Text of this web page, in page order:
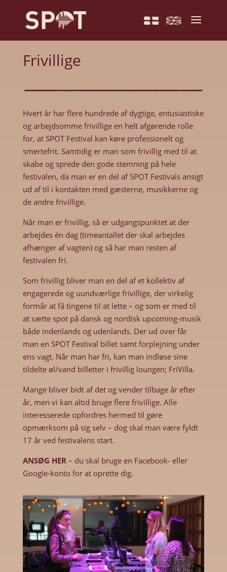
Frivillige
Hvert år har flere hundrede af dygtige, entusiastiske
og arbejdsomme frivillige en helt afgørende rolle
for, at SPOT Festival kan køre professionelt og
smertefrit. Samtidig er man som frivillig med til at
skabe og sprede den gode stemning på hele
festivalen, da man er en del af SPOT Festivals ansigt
ud af til i kontakten med gæsterne, musikkerne og
de andre frivillige.
Når man er frivillig, så er udgangspunktet at der
arbejdes én dag (timeantallet der skal arbejdes
afhænger af vagten) og så har man resten af
festivalen fri.
Som frivillig bliver man en del af et kollektiv af
engagerede og uundværlige frivillige, der virkelig
formår at få tingene til at lette – og som er med til
at sætte spot på dansk og nordisk upcoming-musik
både indenlands og udenlands. Der ud over får
man en SPOT Festival billet samt forplejning under
ens vagt. Når man har fri, kan man indløse sine
tildelte øl/vand billetter i frivillig loungen; FriVilla.
Mange bliver bidt af det og vender tilbage år efter
år, men vi kan altid bruge flere frivillige. Alle
interesserede opfordres hermed til gøre
opmærksom på sig selv – dog skal man være fyldt
17 år ved festivalens start.
ANSØG HER – du skal bruge en Facebook- eller
Google-konto for at oprette dig.